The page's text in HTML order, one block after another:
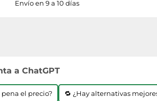
Envío en 9 a 10 días
a ChatGPT
pena el precio? 🔁 ¿Hay alternativas